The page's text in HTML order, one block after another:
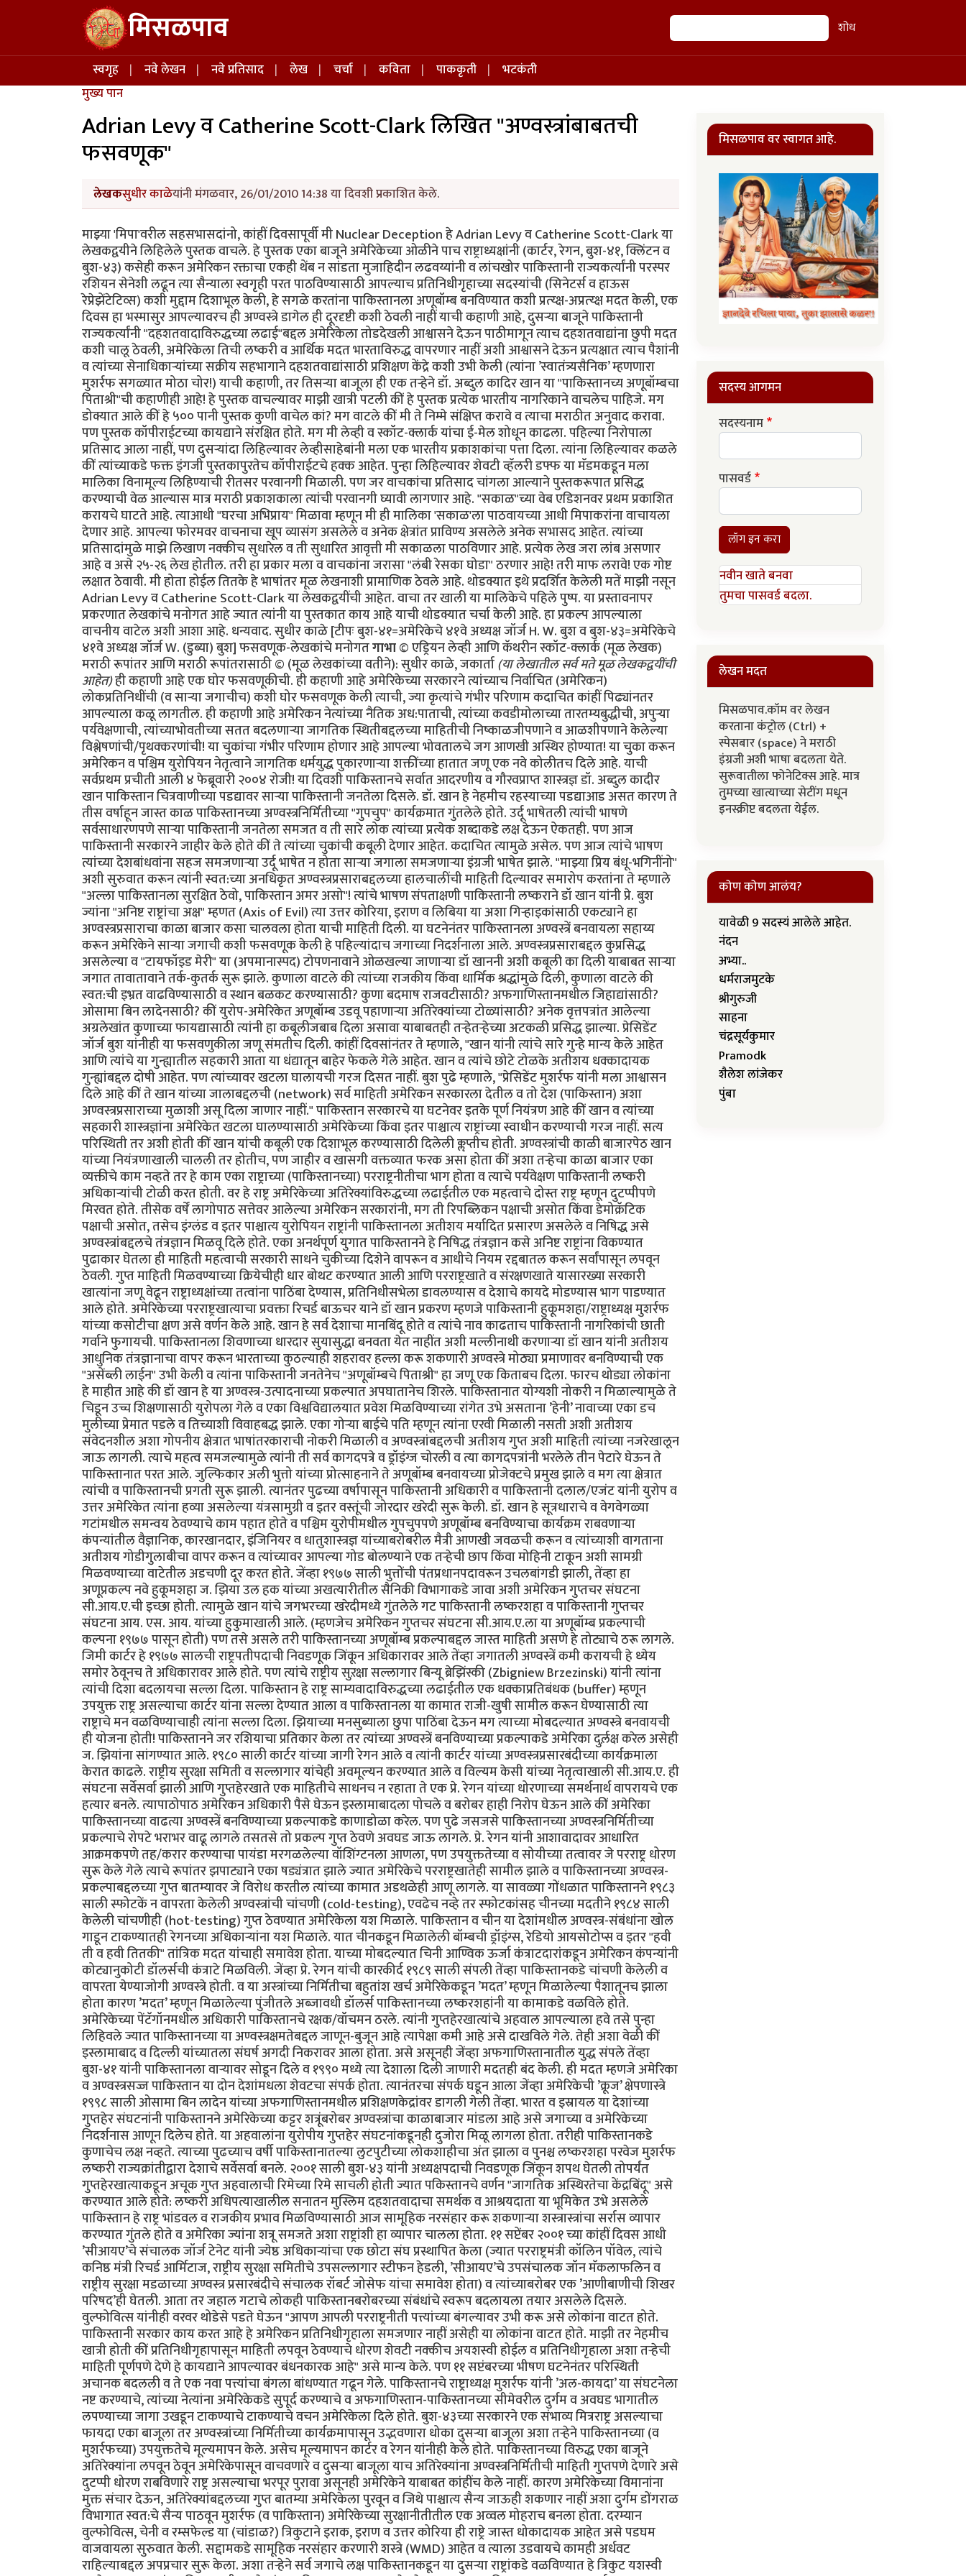
Skip to main content मिसळपाव शोध शोध
Main navigation
स्वगृह नवे लेखन नवे प्रतिसाद लेख चर्चा कविता पाककृती
भटकंती
मुख्य पान
Adrian Levy व Catherine Scott-Clark लिखित "अण्वस्त्रांबाबतची
फसवणूक"
लेखकसुधीर काळेयांनी मंगळवार, 26/01/2010 14:38 या दिवशी प्रकाशित केले.
माझ्या 'मिपा'वरील सहसभासदांनो, कांहीं दिवसापूर्वी मी Nuclear Deception हे Adrian Levy व Catherine Scott-Clark या
लेखकद्वयीने लिहिलेले पुस्तक वाचले. हे पुस्तक एका बाजूने अमेरिकेच्या ओळीने पाच राष्ट्राध्यक्षांनी (कार्टर, रेगन, बुश-४१, क्लिंटन व
बुश-४३) कसेही करून अमेरिकन रक्ताचा एकही थेंब न सांडता मुजाहिदीन लढवय्यांनी व लांचखोर पाकिस्तानी राज्यकर्त्यांनी परस्पर
रशियन सेनेशी लढून त्या सैन्याला स्वगृही परत पाठविण्यासाठी आपल्याच प्रतिनिधीगृहाच्या सदस्यांची (सिनेटर्स व हाऊस
रेप्रेझेंटेटिव्स) कशी मुद्दाम दिशाभूल केली, हे सगळे करतांना पाकिस्तानला अणूबॉम्ब बनविण्यात कशी प्रत्य्क्ष-अप्रत्य्क्ष मदत केली, एक
दिवस हा भस्मासुर आपल्यावरच ही अण्वस्त्रे डागेल ही दूरदृष्टी कशी ठेवली नाहीं याची कहाणी आहे, दुसर्‍या बाजूने पाकिस्तानी
राज्यकर्त्यांनी "दहशतवादाविरुद्धच्या लढाई"बद्दल अमेरिकेला तोडदेखली आश्वासने देऊन पाठीमागून त्याच दहशतवाद्यांना छुपी मदत
कशी चालू ठेवली, अमेरिकेला तिची लष्करी व आर्थिक मदत भारताविरुद्ध वापरणार नाहीं अशी आश्वासने देऊन प्रत्यक्षात त्याच पैशांनी
व त्यांच्या सेनाधिकार्‍यांच्या सक्रीय सहभागाने दहशतवाद्यांसाठी प्रशिक्षण केंद्रे कशी उभी केली (त्यांना ’स्वातंत्र्यसैनिक’ म्हणणारा
मुशर्रफ सगळ्यात मोठा चोर!) याची कहाणी, तर तिसर्‍या बाजूला ही एक तर्‍हेने डॉ. अब्दुल कादिर खान या "पाकिस्तानच्य अणूबॉम्बचा
पिताश्री"ची कहाणीही आहे! हे पुस्तक वाचल्यावर माझी खात्री पटली कीं हे पुस्तक प्रत्येक भारतीय नागरिकाने वाचलेच पाहिजे. मग
डोक्यात आले कीं हे ५०० पानी पुस्तक कुणी वाचेल कां? मग वाटले कीं मी ते निम्मे संक्षिप्त करावे व त्याचा मराठीत अनुवाद करावा.
पण पुस्तक कॉपीराईटच्या कायद्याने संरक्षित होते. मग मी लेव्ही व स्कॉट-क्लार्क यांचा ई-मेल शोधून काढला. पहिल्या निरोपाला
प्रतिसाद आला नाहीं, पण दुसर्‍यांदा लिहिल्यावर लेव्हीसाहेबांनी मला एक भारतीय प्रकाशकांचा पत्ता दिला. त्यांना लिहिल्यावर कळले
कीं त्यांच्याकडे फक्त इंगजी पुस्तकापुरतेच कॉपीराईटचे हक्क आहेत. पुन्हा लिहिल्यावर शेवटी व्हॅलरी डफ्फ या मॅडमकडून मला
मालिका विनामूल्य लिहिण्याची रीतसर परवानगी मिळाली. पण जर वाचकांचा प्रतिसाद चांगला आल्याने पुस्तकरूपात प्रसिद्ध
करण्याची वेळ आल्यास मात्र मराठी प्रकाशकाला त्यांची परवानगी घ्यावी लागणार आहे. "सकाळ"च्या वेब एडिशनवर प्रथम प्रकाशित
करायचे घाटते आहे. त्याआधी "घरचा अभिप्राय" मिळावा म्हणून मी ही मालिका 'सकाळ'ला पाठवायच्या आधी मिपाकरांना वाचायला
देणार आहे. आपल्या फोरमवर वाचनाचा खूप व्यासंग असलेले व अनेक क्षेत्रांत प्राविण्य असलेले अनेक सभासद आहेत. त्यांच्या
प्रतिसादांमुळे माझे लिखाण नक्कीच सुधारेल व ती सुधारित आवृत्ती मी सकाळला पाठविणार आहे. प्रत्येक लेख जरा लांब असणार
आहे व असे २५-२६ लेख होतील. तरी हा प्रकार मला व वाचकांना जरासा "लंबी रेसका घोडा" ठरणार आहे! तरी माफ लरावे! एक गोष्ट
लक्षात ठेवावी. मी होता होईल तितके हे भाषांतर मूळ लेखनाशी प्रामाणिक ठेवले आहे. थोडक्यात इथे प्रदर्शित केलेली मतें माझी नसून
Adrian Levy व Catherine Scott-Clark या लेखकद्वयींची आहेत. वाचा तर खाली या मालिकेचे पहिले पुष्प. या प्रस्तावनापर
प्रकरणात लेखकांचे मनोगत आहे ज्यात त्यांनी या पुस्तकात काय आहे याची थोडक्यात चर्चा केली आहे. हा प्रकल्प आपल्याला
वाचनीय वाटेल अशी आशा आहे. धन्यवाद. सुधीर काळे [टीपः बुश-४१=अमेरिकेचे ४१वे अध्यक्ष जॉर्ज H. W. बुश व बुश-४३=अमेरिकेचे
४१वे अध्यक्ष जॉर्ज W. (डुब्या) बुश] फसवणूक-लेखकांचे मनोगतगाभा© एड्रियन लेव्ही आणि कॅथरीन स्कॉट-क्लार्क (मूळ लेखक)
मराठी रूपांतर आणि मराठी रूपांतरासाठी © (मूळ लेखकांच्या वतीने): सुधीर काळे, जकार्ता(या लेखातील सर्व मते मूळ लेखकद्वयींची
आहेत)ही कहाणी आहे एक घोर फसवणूकीची. ही कहाणी आहे अमेरिकेच्या सरकारने त्यांच्याच निर्वाचित (अमेरिकन) लोकप्रतिनिधींची (व सार्‍या जगाचीच) कशी घोर फसवणूक केली त्याची, ज्या कृत्यांचे गंभीर परिणाम कदाचित कांहीं पिढ्यांनतर आपल्याला कळू लागतील. ही कहाणी आहे अमेरिकन नेत्यांच्या नैतिक अध:पाताची, त्यांच्या कवडीमोलाच्या तारतम्यबुद्धीची, अपुर्‍या पर्यवेक्षणाची, त्यांच्याभोवतीच्या सतत बदलणार्‍या जागतिक स्थितीबद्दलच्या माहितीची निष्काळजीपणाने व आळशीपणाने केलेल्या विश्लेषणांची/पृथक्करणांची! या चुकांचा गंभीर परिणाम होणार आहे आपल्या भोवतालचे जग आणखी अस्थिर होण्यात! या चुका करून अमेरिकन व पश्चिम युरोपियन नेतृत्वाने जागतिक धर्मयुद्ध पुकारणार्‍या शक्तींच्या हातात जणू एक नवे कोलीतच दिले आहे. याची सर्वप्रथम प्रचीती आली ४ फेब्रूवारी २००४ रोजी! या दिवशी पाकिस्तानचे सर्वात आदरणीय व गौरवप्राप्त शास्त्रज्ञ डॉ. अब्दुल कादीर खान पाकिस्तान चित्रवाणीच्या पडद्यावर सार्‍या पाकिस्तानी जनतेला दिसले. डॉ. खान हे नेहमीच रहस्याच्या पडद्याआड असत कारण ते तीस वर्षाहून जास्त काळ पाकिस्तानच्या अण्वस्त्रनिर्मितीच्या "गुपचुप" कार्यक्रमात गुंतलेले होते. उर्दू भाषेतली त्यांची भाषणे सर्वसाधारणपणे सार्‍या पाकिस्तानी जनतेला समजत व ती सारे लोक त्यांच्या प्रत्येक शब्दाकडे लक्ष देऊन ऐकतही. पण आज पाकिस्तानी सरकारने जाहीर केले होते कीं ते त्यांच्या चुकांची कबूली देणार आहेत. कदाचित त्यामुळे असेल. पण आज त्यांचे भाषण त्यांच्या देशबांधवांना सहज समजणार्‍या उर्दू भाषेत न होता सार्‍या जगाला समजणार्‍या इंग्रजी भाषेत झाले. "माझ्या प्रिय बंधू-भगिनींनो" अशी सुरुवात करून त्यांनी स्वत:च्या अनधिकृत अण्वस्त्रप्रसाराबद्दलच्या हालचालींची माहिती दिल्यावर समारोप करतांना ते म्हणाले "अल्ला पाकिस्तानला सुरक्षित ठेवो, पाकिस्तान अमर असो"! त्यांचे भाषण संपताक्षणी पाकिस्तानी लष्कराने डॉ खान यांनी प्रे. बुश ज्यांना "अनिष्ट राष्ट्रांचा अक्ष" म्हणत (Axis of Evil) त्या उत्तर कोरिया, इराण व लिबिया या अशा गिर्‍हाइकांसाठी एकट्याने हा अण्वस्त्रप्रसाराचा काळा बाजार कसा चालवला होता याची माहिती दिली. या घटनेनंतर पाकिस्तानला अण्वस्त्रें बनवायला सहाय्य करून अमेरिकेने सार्‍या जगाची कशी फसवणूक केली हे पहिल्यांदाच जगाच्या निदर्शनाला आले. अण्वस्त्रप्रसाराबद्दल कुप्रसिद्ध असलेल्या व "टायफॉइड मेरी" या (अपमानास्पद) टोपणनावाने ओळखल्या जाणार्‍या डॉ खाननी अशी कबूली का दिली याबाबत सार्‍या जगात तावातावाने तर्क-कुतर्क सुरू झाले. कुणाला वाटले की त्यांच्या राजकीय किंवा धार्मिक श्रद्धांमुळे दिली, कुणाला वाटले की स्वत:ची इभ्रत वाढविण्यासाठी व स्थान बळकट करण्यासाठी? कुणा बदमाष राजवटीसाठी? अफगाणिस्तानमधील जिहाद्यांसाठी? ओसामा बिन लादेनसाठी? कीं युरोप-अमेरिकेत अणूबॉम्ब उडवू पहाणार्‍या अतिरेक्यांच्या टोळ्यांसाठी? अनेक वृत्तपत्रांत आलेल्या अग्रलेखांत कुणाच्या फायद्यासाठी त्यांनी हा कबूलीजबाब दिला असावा याबाबतही तर्‍हेतर्‍हेच्या अटकळी प्रसिद्ध झाल्या. प्रेसिडेंट जॉर्ज बुश यांनीही या फसवणुकीला जणू संमतीच दिली. कांहीं दिवसांनंतर ते म्हणाले, "खान यांनी त्यांचे सारे गुन्हे मान्य केले आहेत आणि त्यांचे या गुन्ह्यातील सहकारी आता या धंद्यातून बाहेर फेकले गेले आहेत. खान व त्यांचे छोटे टोळके अतीशय धक्कादायक गुन्ह्यांबद्दल दोषी आहेत. पण त्यांच्यावर खटला घालायची गरज दिसत नाहीं. बुश पुढे म्हणाले, "प्रेसिडेंट मुशर्रफ यांनी मला आश्वासन दिले आहे कीं ते खान यांच्या जालाबद्दलची (network) सर्व माहिती अमेरिकन सरकारला देतील व तो देश (पाकिस्तान) अशा अण्वस्त्रप्रसाराच्या मुळाशी असू दिला जाणार नाहीं." पाकिस्तान सरकारचे या घटनेवर इतके पूर्ण नियंत्रण आहे कीं खान व त्यांच्या सहकारी शास्त्रज्ञांना अमेरिकेत खटला घालण्यासाठी अमेरिकेच्या किंवा इतर पाश्चात्य राष्ट्रांच्या स्वाधीन करण्याची गरज नाहीं. सत्य परिस्थिती तर अशी होती कीं खान यांची कबूली एक दिशाभूल करण्यासाठी दिलेली कॢप्तीच होती. अण्वस्त्रांची काळी बाजारपेठ खान यांच्या नियंत्रणाखाली चालली तर होतीच, पण जाहीर व खासगी वक्तव्यात फरक असा होता कीं अशा तर्‍हेचा काळा बाजार एका व्यक्तीचे काम नव्हते तर हे काम एका राष्ट्राच्या (पाकिस्तानच्या) परराष्ट्रनीतीचा भाग होता व त्याचे पर्यवेक्षण पाकिस्तानी लष्करी अधिकार्‍यांची टोळी करत होती. वर हे राष्ट्र अमेरिकेच्या अतिरेक्यांविरुद्धच्या लढाईतील एक महत्वाचे दोस्त राष्ट्र म्हणून दुटप्पीपणे मिरवत होते. तीसेक वर्षें लागोपाठ सत्तेवर आलेल्या अमेरिकन सरकारांनी, मग ती रिपब्लिकन पक्षाची असोत किंवा डेमोक्रॅटिक पक्षाची असोत, तसेच इंग्लंड व इतर पाश्चात्य युरोपियन राष्ट्रांनी पाकिस्तानला अतीशय मर्यादित प्रसारण असलेले व निषिद्ध असे अण्वस्त्रांबद्दलचे तंत्रज्ञान मिळवू दिले होते. एका अनर्थपूर्ण युगात पाकिस्तानने हे निषिद्ध तंत्रज्ञान कसे अनिष्ट राष्ट्रांना विकण्यात पुढाकार घेतला ही माहिती महत्वाची सरकारी साधने चुकीच्या दिशेने वापरून व आधीचे नियम रद्दबातल करून सर्वांपासून लपवून ठेवली. गुप्त माहिती मिळवण्याच्या क्रियेचीही धार बोथट करण्यात आली आणि परराष्ट्रखाते व संरक्षणखाते यासारख्या सरकारी खात्यांना जणू वेढून राष्ट्राध्यक्षांच्या तत्वांना पाठिंबा देण्यास, प्रतिनिधीसभेला डावलण्यास व देशाचे कायदे मोडण्यास भाग पाडण्यात आले होते. अमेरिकेच्या परराष्ट्रखात्याचा प्रवक्ता रिचर्ड बाऊचर याने डॉ खान प्रकरण म्हणजे पाकिस्तानी हुकूमशहा/राष्ट्राध्यक्ष मुशर्रफ यांच्या कसोटीचा क्षण असे वर्णन केले आहे. खान हे सर्व देशाचा मानबिंदू होते व त्यांचे नाव काढताच पाकिस्तानी नागरिकांची छाती गर्वाने फुगायची. पाकिस्तानला शिवणाच्या धारदार सुयासुद्धा बनवता येत नाहींत अशी मल्लीनाथी करणार्‍या डॉ खान यांनी अतीशय आधुनिक तंत्रज्ञानाचा वापर करून भारताच्या कुठल्याही शहरावर हल्ला करू शकणारी अण्वस्त्रे मोठ्या प्रमाणावर बनविण्याची एक "असेंब्ली लाईन" उभी केली व त्यांना पाकिस्तानी जनतेनेच "अणूबॉम्बचे पिताश्री" हा जणू एक किताबच दिला. फारच थोड्या लोकांना हे माहीत आहे की डॉ खान हे या अण्वस्त्र-उत्पादनाच्या प्रकल्पात अपघातानेच शिरले. पाकिस्तानात योग्यशी नोकरी न मिळाल्यामुळे ते चिडून उच्च शिक्षणासाठी युरोपला गेले व एका विश्वविद्यालयात प्रवेश मिळविण्याच्या रांगेत उभे असताना ’हेनी’ नावाच्या एका डच मुलीच्या प्रेमात पडले व तिच्याशी विवाहबद्ध झाले. एका गोर्‍या बाईचे पति म्हणून त्यांना एरवी मिळाली नसती अशी अतीशय संवेदनशील अशा गोपनीय क्षेत्रात भाषांतरकाराची नोकरी मिळाली व अण्वस्त्रांबद्दलची अतीशय गुप्त अशी माहिती त्यांच्या नजरेखालून जाऊ लागली. त्याचे महत्व समजल्यामुळे त्यांनी ती सर्व कागदपत्रे व ड्रॉइंग्ज चोरली व त्या कागदपत्रांनी भरलेले तीन पेटारे घेऊन ते पाकिस्तानात परत आले. जुल्फिकार अली भुत्तो यांच्या प्रोत्साहनाने ते अणूबॉम्ब बनवायच्या प्रोजेक्टचे प्रमुख झाले व मग त्या क्षेत्रात त्यांची व पाकिस्तानची प्रगती सुरू झाली. त्यानंतर पुढच्या वर्षापासून पाकिस्तानी अधिकारी व पाकिस्तानी दलाल/एजंट यांनी युरोप व उत्तर अमेरिकेत त्यांना हव्या असलेल्या यंत्रसामुग्री व इतर वस्तूंची जोरदार खरेदी सुरू केली. डॉ. खान हे सूत्रधाराचे व वेगवेगळ्या गटांमधील समन्वय ठेवण्याचे काम पहात होते व पश्चिम युरोपीमधील गुपचुपपणे अणूबॉम्ब बनविण्याचा कार्यक्रम राबवणार्‍या कंपन्यांतील वैज्ञानिक, कारखानदार, इंजिनियर व धातुशास्त्रज्ञ यांच्याबरोबरील मैत्री आणखी जवळची करून व त्यांच्याशी वागताना अतीशय गोडीगुलाबीचा वापर करून व त्यांच्यावर आपल्या गोड बोलण्याने एक तर्‍हेची छाप किंवा मोहिनी टाकून अशी सामग्री मिळवण्याच्या वाटेतील अडचणी दूर करत होते. जेंव्हा १९७७ साली भुत्तोंची पंतप्रधानपदावरून उचलबांगडी झाली, तेंव्हा हा अणूप्रकल्प नवे हुकूमशहा ज. झिया उल हक यांच्या अखत्यारीतील सैनिकी विभागाकडे जावा अशी अमेरिकन गुप्तचर संघटना सी.आय.ए.ची इच्छा होती. त्यामुळे खान यांचे जगभरच्या खरेदीमध्ये गुंतलेले गट पाकिस्तानी लष्करशहा व पाकिस्तानी गुप्तचर संघटना आय. एस. आय. यांच्या हुकुमाखाली आले. (म्हणजेच अमेरिकन गुप्तचर संघटना सी.आय.ए.ला या अणूबॉम्ब प्रकल्पाची कल्पना १९७७ पासून होती) पण तसे असले तरी पाकिस्तानच्या अणूबॉम्ब प्रकल्पाबद्दल जास्त माहिती असणे हे तोट्याचे ठरू लागले. जिमी कार्टर हे १९७७ सालची राष्ट्रपतीपदाची निवडणूक जिंकून अधिकारावर आले तेंव्हा जगातली अण्वस्त्रें कमी करायची हे ध्येय समोर ठेवूनच ते अधिकारावर आले होते. पण त्यांचे राष्ट्रीय सुऱक्षा सल्लागार बिन्यू ब्रेझिंस्की (Zbigniew Brzezinski) यांनी त्यांना त्यांची दिशा बदलायचा सल्ला दिला. पाकिस्तान हे राष्ट्र साम्यवादाविरुद्धच्या लढाईतील एक धक्काप्रतिबंधक (buffer) म्हणून उपयुक्त राष्ट्र असल्याचा कार्टर यांना सल्ला देण्यात आला व पाकिस्तानला या कामात राजी-खुषी सामील करून घेण्यासाठी त्या राष्ट्राचे मन वळविण्याचाही त्यांना सल्ला दिला. झियाच्या मनसुब्याला छुपा पाठिंबा देऊन मग त्याच्या मोबदल्यात अण्वस्त्रे बनवायची ही योजना होती! पाकिस्तानने जर रशियाचा प्रतिकार केला तर त्यांच्या अण्वस्त्रें बनविण्याच्या प्रकल्पाकडे अमेरिका दुर्ल़क्ष करेल असेही ज. झियांना सांगण्यात आले. १९८० साली कार्टर यांच्या जागी रेगन आले व त्यांनी कार्टर यांच्या अण्वस्त्रप्रसारबंदीच्या कार्यक्रमाला केरात काढले. राष्ट्रीय सुरक्षा समिती व सल्लागार यांचेही अवमूल्यन करण्यात आले व विल्यम केसी यांच्या नेतृत्वाखाली सी.आय.ए. ही संघटना सर्वेसर्वा झाली आणि गुप्तहेरखाते एक माहितीचे साधनच न रहाता ते एक प्रे. रेगन यांच्या धोरणाच्या समर्थनार्थ वापरायचे एक हत्यार बनले. त्यापाठोपाठ अमेरिकन अधिकारी पैसे घेऊन इस्लामाबादला पोचले व बरोबर हाही निरोप घेऊन आले कीं अमेरिका पाकिस्तानच्या वाढत्या अण्वस्त्रें बनविण्याच्या प्रकल्पाकडे काणाडोळा करेल. पण पुढे जसजसे पाकिस्तानच्या अण्वस्त्रनिर्मितीच्या प्रकल्पाचे रोपटे भराभर वाढू लागले तसतसे तो प्रकल्प गुप्त ठेवणे अवघड जाऊ लागले. प्रे. रेगन यांनी आशावादावर आधारित आक्रमकपणे तह/करार करण्याचा पायंडा मरगळलेल्या वॉशिंग्टनला आणला, पण उपयुक्ततेच्या व सोयीच्या तत्वावर जे परराष्ट्र धोरण सुरू केले गेले त्याचे रूपांतर झपाट्याने एका षड्यंत्रात झाले ज्यात अमेरिकेचे परराष्ट्रखातेही सामील झाले व पाकिस्तानच्या अण्वस्त्र-प्रकल्पाबद्दलच्या गुप्त बातम्यावर जे विरोध करतील त्यांच्या कामात अडथळेही आणू लागले. या सावळ्या गोंधळात पाकिस्तानने १९८३ साली स्फोटकें न वापरता केलेली अण्वस्त्रांची चांचणी (cold-testing), एवढेच नव्हे तर स्फोटकांसह चीनच्या मदतीने १९८४ साली केलेली चांचणीही (hot-testing) गुप्त ठेवण्यात अमेरिकेला यश मिळाले. पाकिस्तान व चीन या देशांमधील अण्वस्त्र-संबंधांना खोल गाडून टाकण्यातही रेगनच्या अधिकार्‍यांना यश मिळाले. यात चीनकडून मिळालेली बॉम्बची ड्रॉइंग्स, रेडियो आयसोटोप्स व इतर "हवी ती व हवी तितकी" तांत्रिक मदत यांचाही समावेश होता. याच्या मोबदल्यात चिनी आण्विक ऊर्जा कंत्राटदारांकडून अमेरिकन कंपन्यांनी कोट्यानुकोटी डॉलर्सची कंत्राटे मिळविली. जेंव्हा प्रे. रेगन यांची कारकीर्द १९८९ साली संपली तेंव्हा पाकिस्तानकडे चांचणी केलेली व वापरता येण्याजोगी अण्वस्त्रे होती. व या अस्त्रांच्या निर्मितीचा बहुतांश खर्च अमेरिकेकडून ’मदत’ म्हणून मिळालेल्या पैशातूनच झाला होता कारण ’मदत’ म्हणून मिळालेल्या पुंजीतले अब्जावधी डॉलर्स पाकिस्तानच्या लष्करशहांनी या कामाकडे वळविले होते. अमेरिकेच्या पेंटॅगॉनमधील अधिकारी पाकिस्तानचे रक्षक/वॉचमन ठरले. त्यांनी गुप्तहेरखात्यांचे अहवाल आपल्याला हवे तसे पुन्हा लिहिवले ज्यात पाकिस्तानच्या या अण्वस्त्रक्षमतेबद्दल जाणून-बुजून आहे त्यापेक्षा कमी आहे असे दाखविले गेले. तेही अशा वेळी कीं इस्लामाबाद व दिल्ली यांच्यातला संघर्ष अगदी निकरावर आला होत
मिसळपाव वर स्वागत आहे.
सदस्य आगमन
सदस्यनाम
पासवर्ड
लॉग इन करा
नवीन खाते बनवा
तुमचा पासवर्ड बदला.
लेखन मदत
मिसळपाव.कॉम वर लेखन
करताना कंट्रोल (Ctrl) +
स्पेसबार (space) ने मराठी
इंग्रजी अशी भाषा बदलता येते.
सुरूवातीला फोनेटिक्स आहे. मात्र
तुमच्या खात्याच्या सेटींग मधून
इनस्क्रीप्ट बदलता येईल.
कोण कोण आलंय?
यावेळी 9 सदस्यं आलेले आहेत.
नंदन
अभ्या..
धर्मराजमुटके
श्रीगुरुजी
साहना
चंद्रसूर्यकुमार
Pramodk
शैलेश लांजेकर
पुंबा